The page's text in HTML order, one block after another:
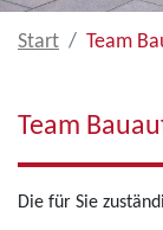
Start Team
Team
Die für Sie